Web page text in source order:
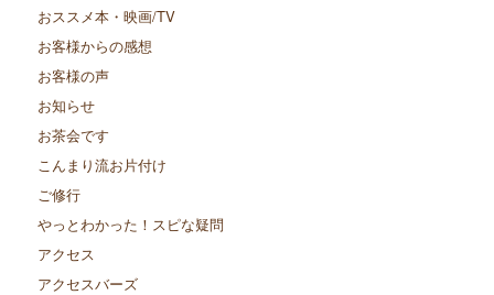
おススメ本・映画/TV
お客様からの感想
お客様の声
お知らせ
お茶会です
こんまり流お片付け
ご修行
やっとわかった！スピな疑問
アクセス
アクセスバーズ